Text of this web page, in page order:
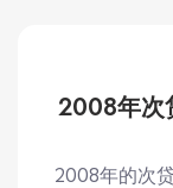
2008年次
2008年的次